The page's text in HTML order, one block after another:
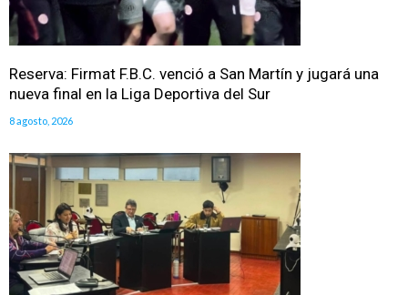
Reserva: Firmat F.B.C. venció a San Martín y jugará una
nueva final en la Liga Deportiva del Sur
8 agosto, 2026